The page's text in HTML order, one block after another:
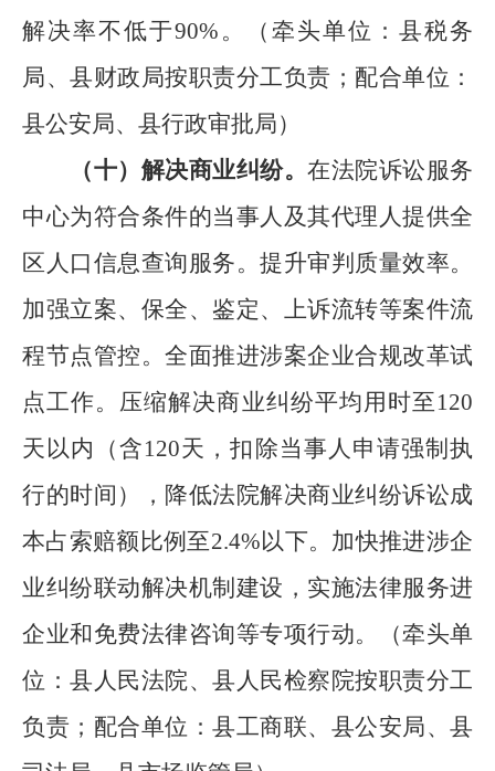
解决率不低于90% 。 （ 牵头单位： 县税务
局、 县财政局按职责分工负责 ； 配合单位：
县公安局、 县行政审批局）
（十） 解决商业纠纷。 在法院诉讼服务
中心为符合条件的当事人及其代理人提供全
区 人口信息查询服务。提升审判质量效率。
加强立案、保全、鉴定、上诉流转等案件流
程节点管控。 全面推进涉案企业合规改革试
点工作。压缩解决商业纠纷平均用时至 120
天以内（含120天，扣除当事人申请强制执
行的时间）， 降低法院解决商业纠纷诉讼成
本占索赔额比例 至2.4%以下。加快推进涉企
业纠纷联动解决机制建设，实施法律服务进
企业和免费法律咨询等专项行动。
（牵头单
位：县人民法院、 县 人民检察院按职责分工
负责 ； 配合单位：县工商联、 县公安局、 县